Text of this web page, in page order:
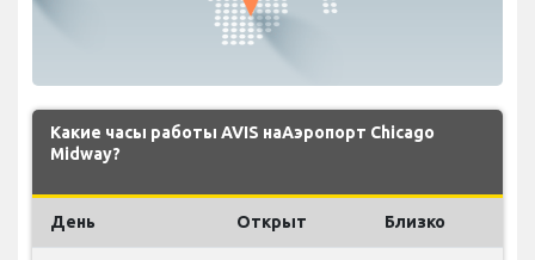
Какие часы работы AVIS наАэропорт Chicago
Midway?
День Открыт Близко